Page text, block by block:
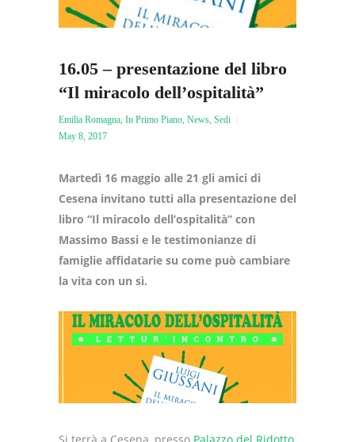
16.05 – presentazione del libro
“Il miracolo dell’ospitalità”
Emilia Romagna In Primo Piano News Sedi
May 8, 2017
Martedì 16 maggio alle 21 gli amici di
Cesena invitano tutti alla presentazione del
libro “Il miracolo dell’ospitalità” con
Massimo Bassi e le testimonianze di
famiglie affidatarie su come può cambiare
la vita con un sì.